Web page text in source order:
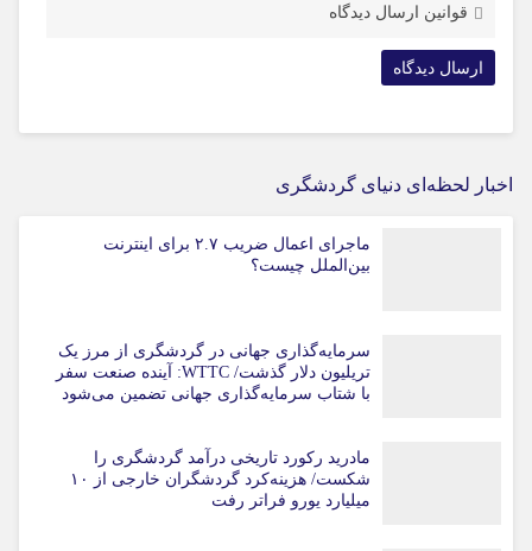
قوانین ارسال دیدگاه
اخبار لحظه‌ای دنیای گردشگری
ماجرای اعمال ضریب ۲.۷ برای اینترنت
بین‌الملل چیست؟
سرمایه‌گذاری جهانی در گردشگری از مرز یک
تریلیون دلار گذشت/ WTTC: آینده صنعت سفر
با شتاب سرمایه‌گذاری جهانی تضمین می‌شود
مادرید رکورد تاریخی درآمد گردشگری را
شکست/ هزینه‌کرد گردشگران خارجی از ۱۰
میلیارد یورو فراتر رفت